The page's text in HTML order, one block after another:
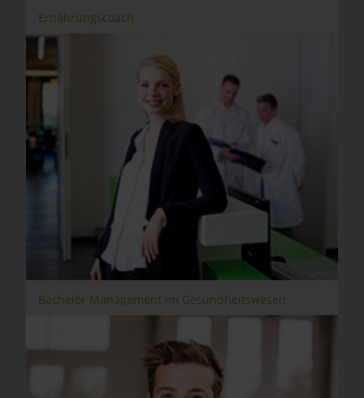
Ernährungscoach
Bachelor Management im Gesundheitswesen